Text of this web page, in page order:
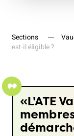
Sections
est-il éligible ?
L'ATE